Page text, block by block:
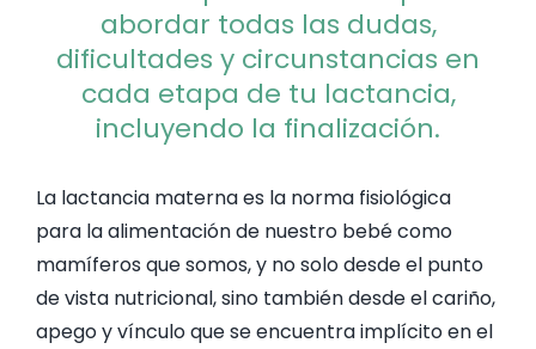
NUESTRA
abordar todas las dudas,
dificultades y circunstancias en
cada etapa de tu lactancia,
incluyendo la finalización.
La lactancia materna es la norma fisiológica
para la alimentación de nuestro bebé como
mamíferos que somos, y no solo desde el punto
de vista nutricional, sino también desde el cariño,
apego y vínculo que se encuentra implícito en el